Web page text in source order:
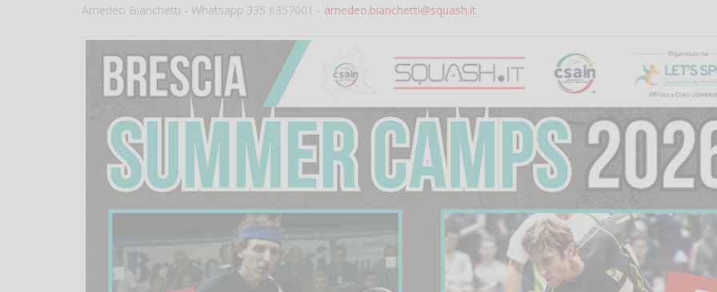
Amedeo Bianchetti - Whatsapp 335 6357001 - amedeo.bianchetti@squash.it
telefonico o si può fare
Grazie
Vanessa Catalano